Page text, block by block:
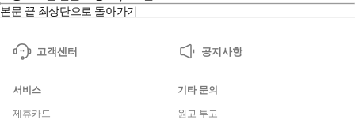
본문 끝 최상단으로 돌아가기
고객센터 공지사항
서비스
제휴카드
기타 문의
원고 투고